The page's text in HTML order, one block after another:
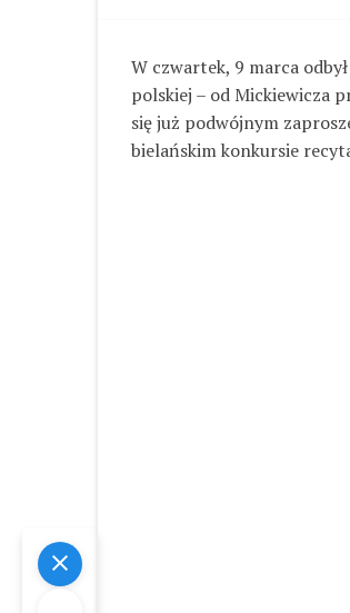
W czwartek, 9 marca
polskiej – od Mickiewicza
się już podwójnym
bielańskim konkursie